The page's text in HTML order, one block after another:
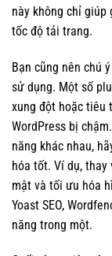
này không chỉ
tốc độ tải trang.
Bạn cũng nên chú
sử dụng. Một số
xung đột hoặc tiêu
WordPress bị
năng khác nhau,
hóa tốt. Ví dụ, thay
mật và tối ưu hóa
Yoast SEO,
năng trong một.